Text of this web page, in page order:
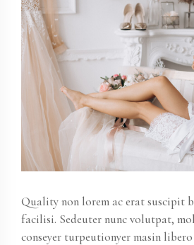
Quality non lorem ac erat suscipit
facilisi. Sedeuter nunc volutpat,
conseyer turpeutionyer masin libero